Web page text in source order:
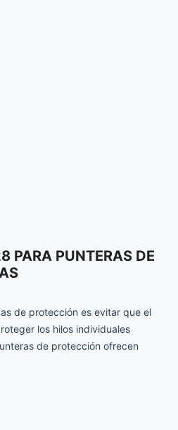
PARA PUNTERAS DE
de protección es evitar que el
los hilos individuales
de protección ofrecen